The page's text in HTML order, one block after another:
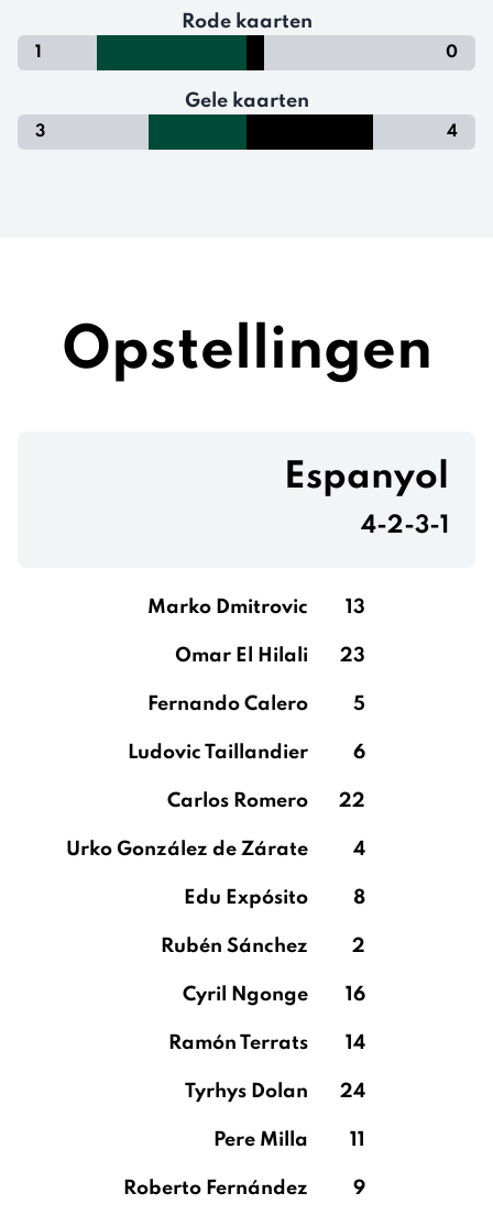
Rode kaarten
1 0
Gele kaarten
3 4
Opstellingen
Espanyol
4-2-3-1
Marko Dmitrovic 13
Omar El Hilali 23
Fernando Calero 5
Ludovic Taillandier 6
Carlos Romero 22
Urko González de Zárate 4
Edu Expósito 8
Rubén Sánchez 2
Cyril Ngonge 16
Ramón Terrats 14
Tyrhys Dolan 24
Pere Milla 11
Roberto Fernández 9